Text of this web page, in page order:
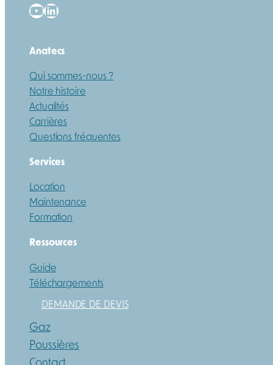
YouTube
LinkedIn
Anatecs
Qui sommes-nous ?
Notre histoire
Actualités
Carrières
Questions fréquentes
Services
Location
Maintenance
Formation
Ressources
Guide
Téléchargements
DEMANDE DE DEVIS
Gaz
Poussières
Contact